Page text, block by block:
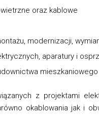
oraz kablowe
modernizacji,
aparatury i
mieszkaniowego
z projektami
okablowania jak i